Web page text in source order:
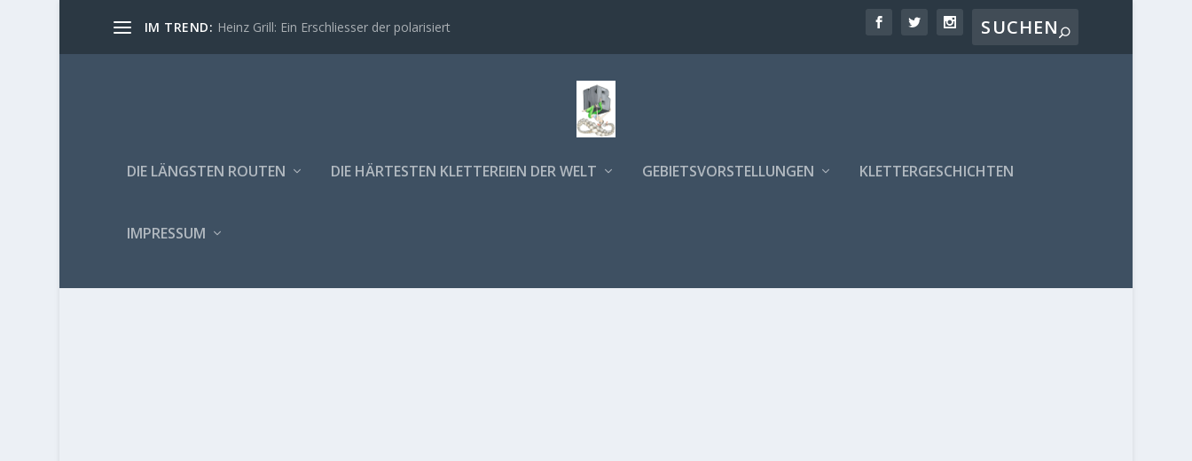
IM TREND: Heinz Grill: Ein Erschliesser der polarisiert
DIE LÄNGSTEN ROUTEN DIE HÄRTESTEN KLETTEREIEN DER WELT GEBIETSVORSTELLUNGEN KLETTERGESCHICHTEN
IMPRESSUM